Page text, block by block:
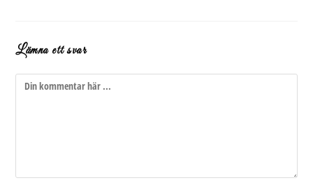
Lämna ett svar
Kommentar